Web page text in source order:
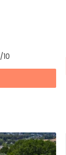
/10